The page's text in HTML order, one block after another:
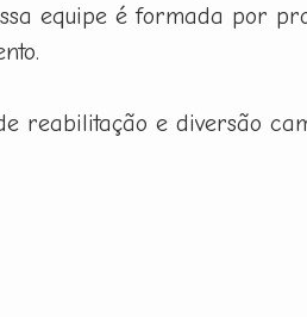
equipe é formada por
reabilitação e diversão